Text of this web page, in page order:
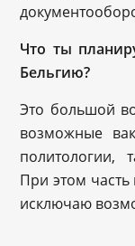
Что ты
Бельгию?
Это большой
возможные
политологии,
При этом
исключаю